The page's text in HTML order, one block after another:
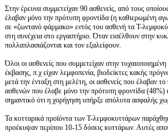
Στην έρευνα συμμετείχαν 90 ασθενείς, από τους
έλαβαν μόνο την πρότυπη φροντίδα (η καθιερωμένη
σε «ζωντανό φάρμακο» εντός του ασθενή τα Τ-
στη συνέχεια στο εργαστήριο. Όταν εισέλθουν στην
πολλαπλασιάζονται και τον εξαλείφουν.
Όλοι οι ασθενείς που συμμετείχαν στην
έκβασης, π.χ είχαν λεμφοπενία, βιοδείκτες κακής
μετά την ένταξη στη μελέτη, οι ασθενείς που έλαβαν
ασθενών που έλαβε μόνο την πρότυπη φροντίδα (48%)
σημαντικό ότι η χορήγηση υπήρξε απόλυτα ασφαλής
Τα κυτταρικά προϊόντα των Τ-λεμφοκυττάρων
προέκυψαν περίπου 10-15 δόσεις κυττάρων. Αυτές